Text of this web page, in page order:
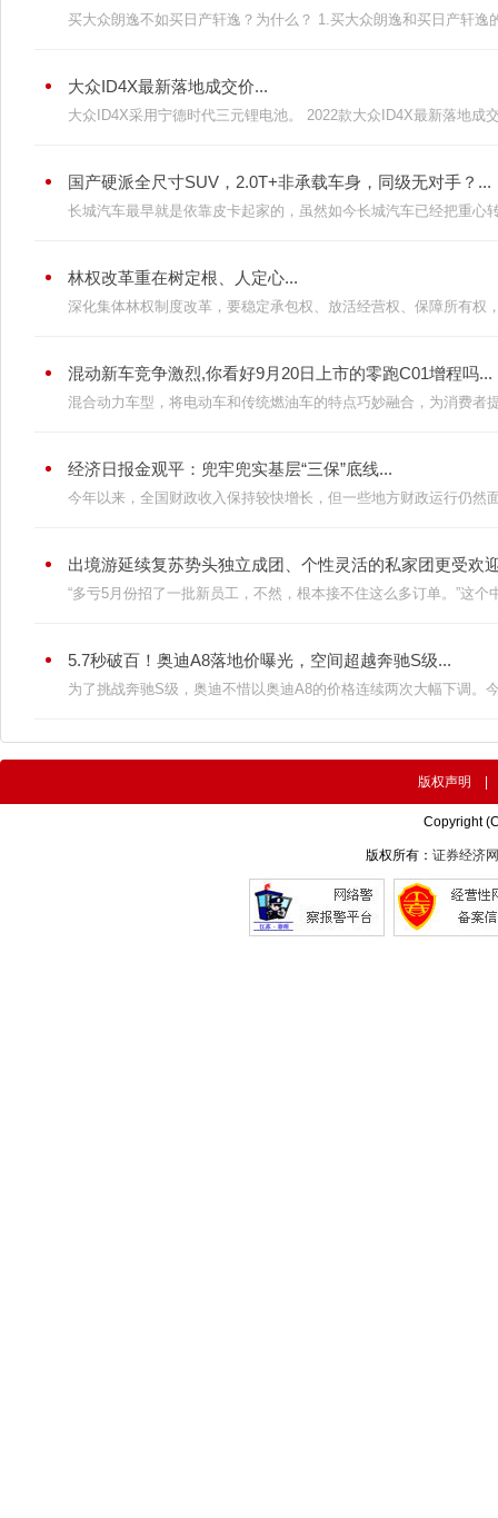
买大众朗逸不如买日产轩逸？为什么？ 1.买大众朗逸和买日产轩逸
大众ID4X最新落地成交价...
大众ID4X采用宁德时代三元锂电池。 2022款大众ID4X最新落地成
国产硬派全尺寸SUV，2.0T+非承载车身，同级无对手？...
长城汽车最早就是依靠皮卡起家的，虽然如今长城汽车已经把重心
林权改革重在树定根、人定心...
深化集体林权制度改革，要稳定承包权、放活经营权、保障所有权
混动新车竞争激烈,你看好9月20日上市的零跑C01增程吗...
混合动力车型，将电动车和传统燃油车的特点巧妙融合，为消费者
经济日报金观平：兜牢兜实基层“三保”底线...
今年以来，全国财政收入保持较快增长，但一些地方财政运行仍然
出境游延续复苏势头独立成团、个性灵活的私家团更受欢
“多亏5月份招了一批新员工，不然，根本接不住这么多订单。”这个
5.7秒破百！奥迪A8落地价曝光，空间超越奔驰S级...
为了挑战奔驰S级，奥迪不惜以奥迪A8的价格连续两次大幅下调。
版权声明
Copyright
版权所有：证券经济